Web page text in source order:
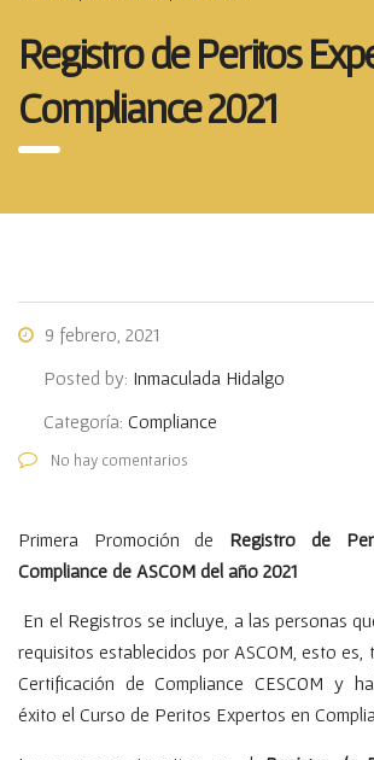
Registro de Peritos
Compliance 2021
9 febrero, 2021
Posted by: Inmaculada Hidalgo
Categoría: Compliance
No hay comentarios
Primera Promoción de Registro de
Compliance de ASCOM del año 2021
En el Registros se incluye, a las personas
requisitos establecidos por ASCOM, esto es,
Certificación de Compliance CESCOM y
éxito el Curso de Peritos Expertos en